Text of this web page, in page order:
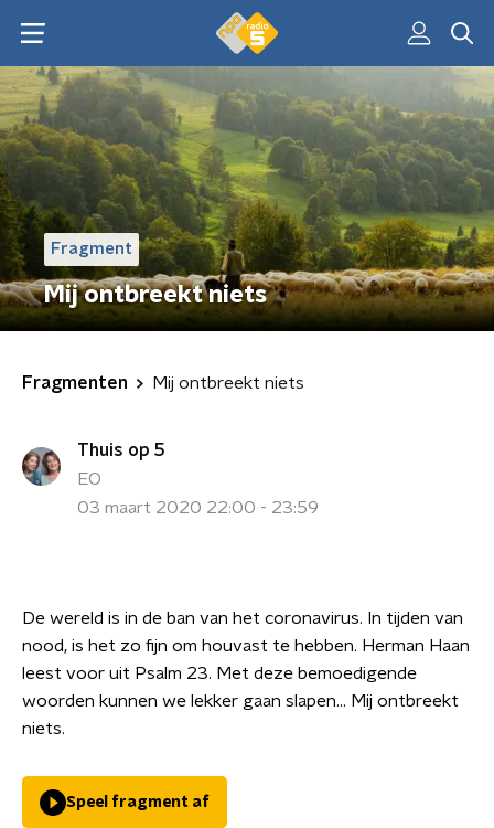
Fragment
Mij ontbreekt niets
Fragmenten Mij ontbreekt niets
Thuis op 5
EO
03 maart 2020 22:00 - 23:59
De wereld is in de ban van het coronavirus. In tijden van
nood, is het zo fijn om houvast te hebben. Herman Haan
leest voor uit Psalm 23. Met deze bemoedigende
woorden kunnen we lekker gaan slapen... Mij ontbreekt
niets.
Speel fragment af